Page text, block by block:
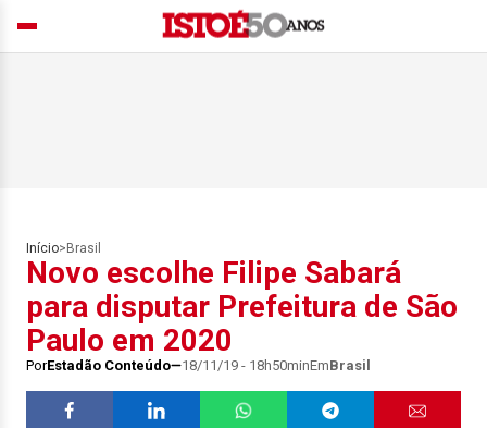
Início> Brasil
Novo escolhe Filipe Sabará
para disputar Prefeitura de São
Paulo em 2020
PorEstadão Conteúdo 18/11/19 - 18h50minEmBrasil